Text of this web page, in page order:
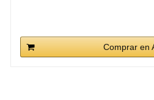
Comprar en